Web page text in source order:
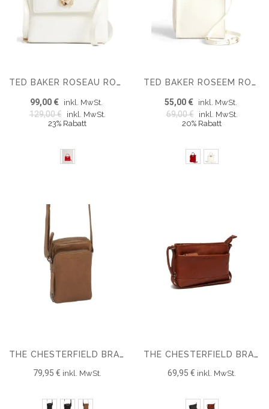
TED BAKER ROSEAU ROSE DETAIL MINI CRINKLE BAG
99,00 € inkl. MwSt.
129,00 €
inkl. MwSt.
23% Rabatt
TED BAKER ROSEEM ROSE DETAIL CRINKLE SMALL BAG
55,00 € inkl. MwSt.
69,00 €
inkl. MwSt.
20% Rabatt
THE CHESTERFIELD BRAND PHONE HANDYTASCHE HAMILTON
79,95 € inkl. MwSt.
THE CHESTERFIELD BRAND KLEINE UMHÄNGETASCHE SALERNO
69,95 € inkl. MwSt.